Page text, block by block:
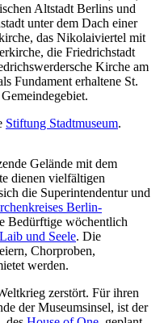
Altstadt Berlins und
unter dem Dach einer
das Nikolaiviertel mit
die Friedrichstadt
Kirche am
Fundament erhaltene St.
Stiftung Stadtmuseum.
Gelände mit dem
dienen vielfältigen
die Superintendentur und
Berlin-
Bedürftige wöchentlich
und Seele. Die
Chorproben,
werden.
zerstört. Für ihren
der Museumsinsel, ist der